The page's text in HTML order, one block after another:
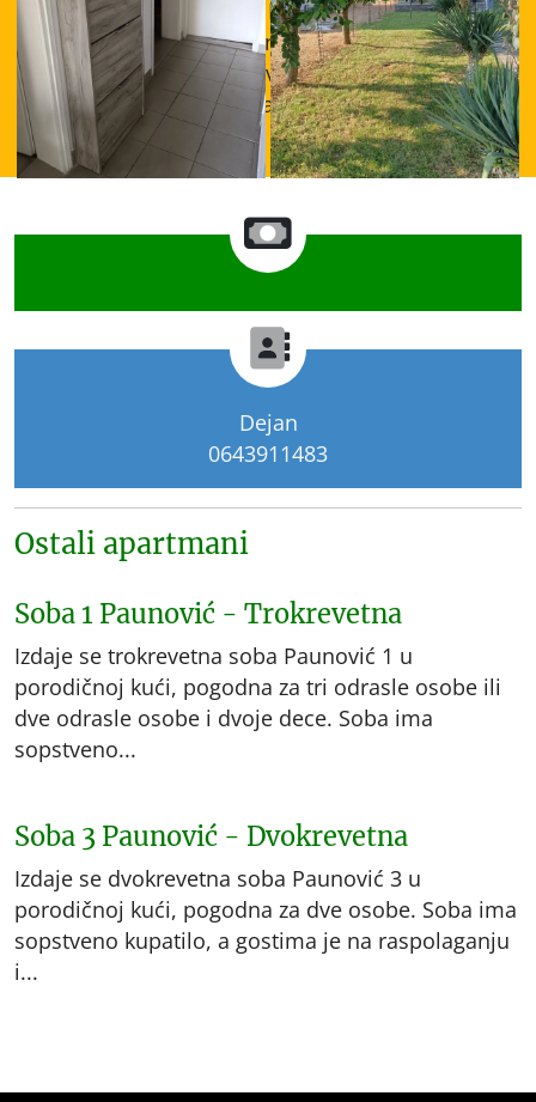
v
v
v
v
Apartman obuhvata: Kablovska televizija *
Besplatan Wi-Fi * Privatno kupatilo * Zajednička
kuhinja * Zajednička veš mašina * Terasa i
dvorište * Parking mesto
Dejan
0643911483
Ostali apartmani
Soba 1 Paunović - Trokrevetna
Izdaje se trokrevetna soba Paunović 1 u
porodičnoj kući, pogodna za tri odrasle osobe ili
dve odrasle osobe i dvoje dece. Soba ima
sopstveno...
Soba 3 Paunović - Dvokrevetna
Izdaje se dvokrevetna soba Paunović 3 u
porodičnoj kući, pogodna za dve osobe. Soba ima
sopstveno kupatilo, a gostima je na raspolaganju
i...